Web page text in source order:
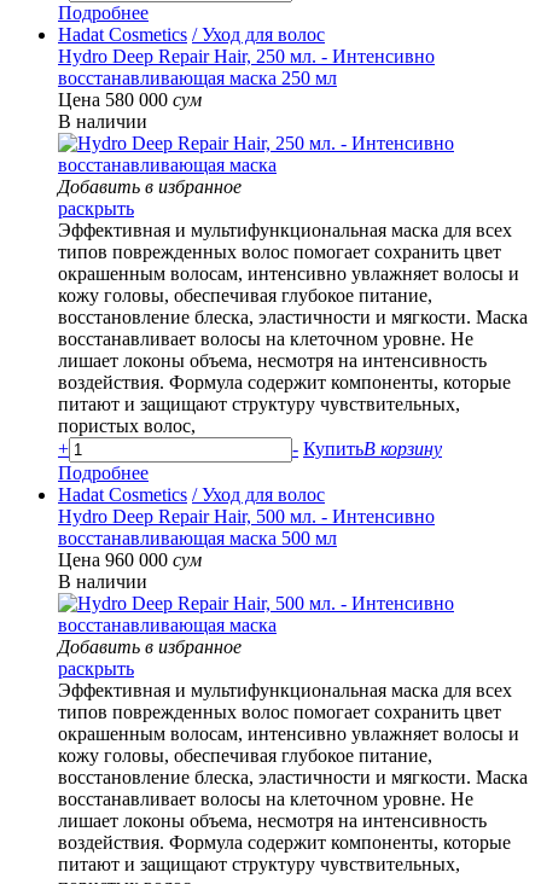
Подробнее
Hadat Cosmetics / Уход для волос
Hydro Deep Repair Hair, 250 мл. - Интенсивно
восстанавливающая маска 250 мл
Цена 580 000 сум
В наличии
Добавить в избранное
раскрыть
Эффективная и мультифункциональная маска для всех
типов поврежденных волос помогает сохранить цвет
окрашенным волосам, интенсивно увлажняет волосы и
кожу головы, обеспечивая глубокое питание,
восстановление блеска, эластичности и мягкости. Маска
восстанавливает волосы на клеточном уровне. Не
лишает локоны объема, несмотря на интенсивность
воздействия. Формула содержит компоненты, которые
питают и защищают структуру чувствительных,
пористых волос,
+
- КупитьВ корзину
Подробнее
Hadat Cosmetics / Уход для волос
Hydro Deep Repair Hair, 500 мл. - Интенсивно
восстанавливающая маска 500 мл
Цена 960 000 сум
В наличии
Добавить в избранное
раскрыть
Эффективная и мультифункциональная маска для всех
типов поврежденных волос помогает сохранить цвет
окрашенным волосам, интенсивно увлажняет волосы и
кожу головы, обеспечивая глубокое питание,
восстановление блеска, эластичности и мягкости. Маска
восстанавливает волосы на клеточном уровне. Не
лишает локоны объема, несмотря на интенсивность
воздействия. Формула содержит компоненты, которые
питают и защищают структуру чувствительных,